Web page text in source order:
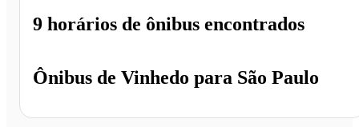
Ônibus de Vinhedo para São Paulo
9 horários de ônibus encontrados